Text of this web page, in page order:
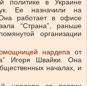
политике в Украине
Ее назначили на
работает в офисе
“Страна”, раньше
организации
нардепа от
Игоря Швайки. Она
началах, и